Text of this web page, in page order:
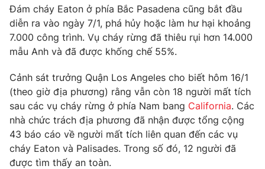
Liên hệ quảng cáo: 024-7300.7108
Đám cháy Eaton ở phía Bắc Pasadena cũng bắt đầu
diễn ra vào ngày 7/1, phá hủy hoặc làm hư hại khoảng
7.000 công trình. Vụ cháy rừng đã thiêu rụi hơn 14.000
mẫu Anh và đã được khống chế 55%.
Cảnh sát trưởng Quận Los Angeles cho biết hôm 16/1
(theo giờ địa phương) rằng vẫn còn 18 người mất tích
sau các vụ cháy rừng ở phía Nam bang California. Các
nhà chức trách địa phương đã nhận được tổng cộng
43 báo cáo về người mất tích liên quan đến các vụ
cháy Eaton và Palisades. Trong số đó, 12 người đã
được tìm thấy an toàn.